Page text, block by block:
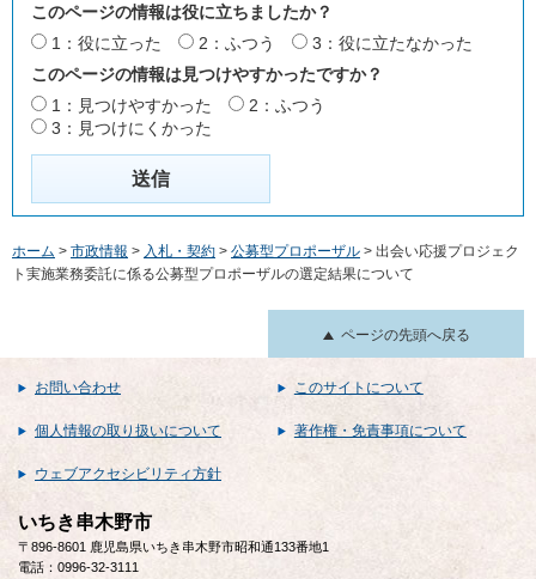
このページの情報は役に立ちましたか？
1：役に立った
2：ふつう
3：役に立たなかった
このページの情報は見つけやすかったですか？
1：見つけやすかった
2：ふつう
3：見つけにくかった
ホーム > 市政情報 > 入札・契約 > 公募型プロポーザル > 出会い応援プロジェク
ト実施業務委託に係る公募型プロポーザルの選定結果について
ページの先頭へ戻る
お問い合わせ このサイトについて
個人情報の取り扱いについて 著作権・免責事項について
ウェブアクセシビリティ方針
いちき串木野市
〒896-8601 鹿児島県いちき串木野市昭和通133番地1
電話：0996-32-3111